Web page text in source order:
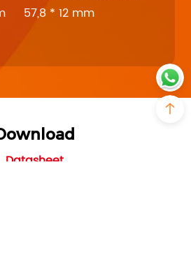
57,8 * 12 mm
Datasheet